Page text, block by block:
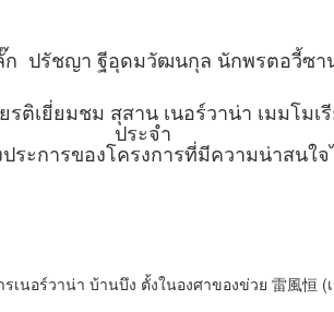
ก ปรัชญา ฐีอุดมวัฒนกุล นักพรตอวี้ซา
ติเยี่ยมชม สุสาน เนอร์วาน่า เมมโม
ประจำ
ระการของโครงการที่มีความน่าสนใ
เนอร์วาน่า บ้านบึง ตั้งในองศาของข่วย 雷風恒 (